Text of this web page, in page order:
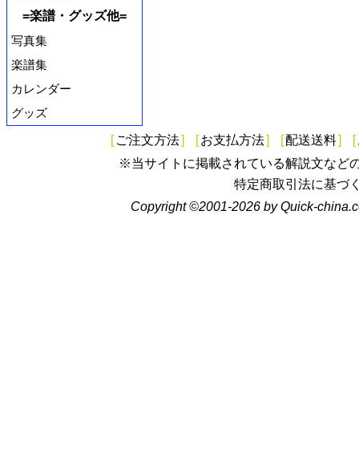
=楽譜・グッズ他=
写真集
楽譜集
カレンダー
グッズ
[ ご注文方法] [お支払方法] [配送送料] [
※当サイトに掲載されている解説文など
特定商取引法に基づ
Copyright ©2001-2026 by Quick-